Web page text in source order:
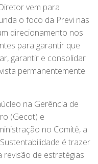
vem para
o foco da Previ nas
direcionamento nos
para garantir que
garantir e consolidar
permanentemente
na Gerência de
(Gecot) e
no Comitê, a
é trazer
revisão de estratégias